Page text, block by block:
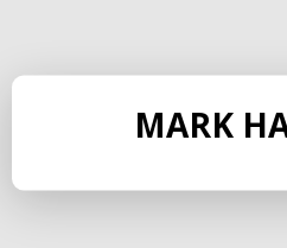
MARK